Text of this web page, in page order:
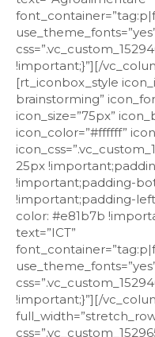
!important;}”][/
[rt_iconbox_style
brainstorming”
icon_size=”75px”
icon_color=”#ffffff”
25px
!important;padding-
!important;padding-
color: #e81b7b
text=”ICT”
!important;}”][/